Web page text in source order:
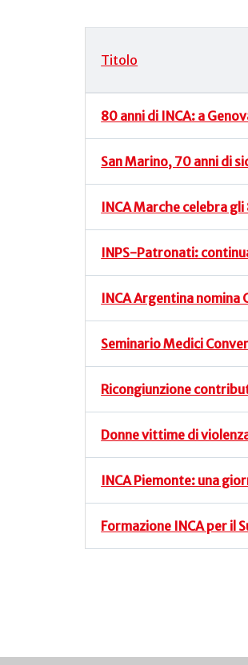
Titolo
80 anni di INCA: a
San Marino, 70 anni di
INCA Marche celebra
INPS-Patronati:
INCA Argentina nomina
Seminario Medici
Ricongiunzione
Donne vittime di
INCA Piemonte: una
Formazione INCA per il